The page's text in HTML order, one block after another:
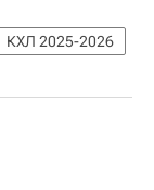
КХЛ 2025-2026